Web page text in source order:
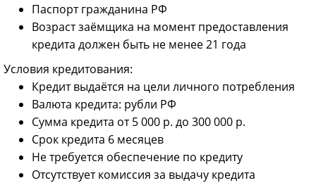
Паспорт гражданина РФ
Возраст заёмщика на момент предоставления
кредита должен быть не менее 21 года
Условия кредитования:
Кредит выдаётся на цели личного потребления
Валюта кредита: рубли РФ
Сумма кредита от 5 000 р. до 300 000 р.
Срок кредита 6 месяцев
Не требуется обеспечение по кредиту
Отсутствует комиссия за выдачу кредита